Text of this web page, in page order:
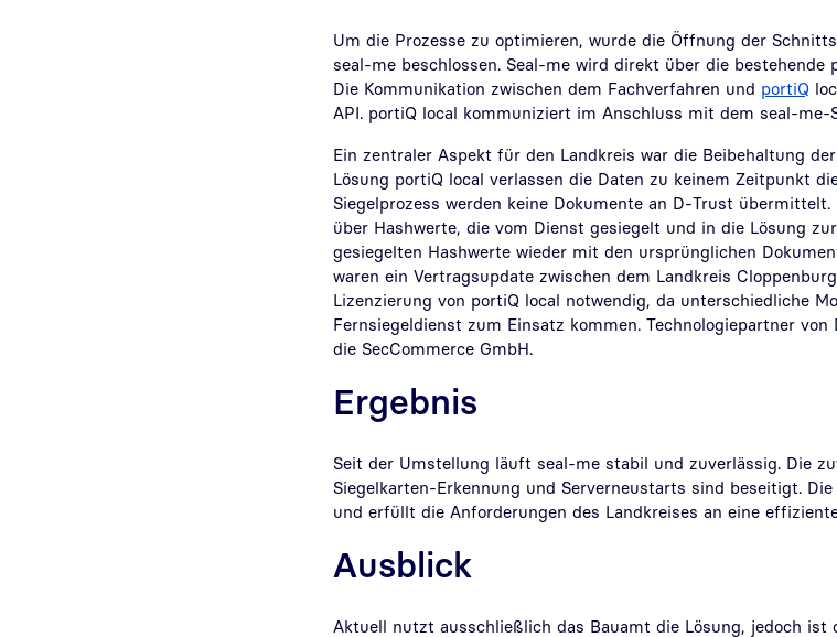
Um die Prozesse zu optimieren, wurde die Öffnung der
seal-me beschlossen. Seal-me wird direkt über die bestehende
Die Kommunikation zwischen dem Fachverfahren und portiQ
API. portiQ local kommuniziert im Anschluss mit dem seal-me-
Ein zentraler Aspekt für den Landkreis war die Beibehaltung
Lösung portiQ local verlassen die Daten zu keinem Zeitpunkt
Siegelprozess werden keine Dokumente an D-Trust
über Hashwerte, die vom Dienst gesiegelt und in die Lösung
gesiegelten Hashwerte wieder mit den ursprünglichen
waren ein Vertragsupdate zwischen dem Landkreis
Lizenzierung von portiQ local notwendig, da unterschiedliche
Fernsiegeldienst zum Einsatz kommen. Technologiepartner
die SecCommerce GmbH.
Ergebnis
Seit der Umstellung läuft seal-me stabil und zuverlässig. Die
Siegelkarten-Erkennung und Serverneustarts sind beseitigt.
und erfüllt die Anforderungen des Landkreises an eine
Ausblick
Aktuell nutzt ausschließlich das Bauamt die Lösung, jedoch ist